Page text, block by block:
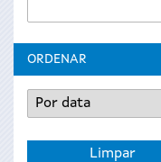
de
ORDENAR